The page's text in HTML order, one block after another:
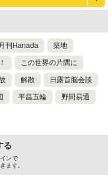
月刊Hanada 築地
この世界の片隅に
解散 日露首脳会談
平昌五輪 野間易通
る
ンで
ます。